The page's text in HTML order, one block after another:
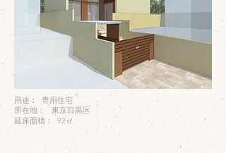
用途： 専用住宅
所在地： 東京目黒区
延床面積： 92㎡